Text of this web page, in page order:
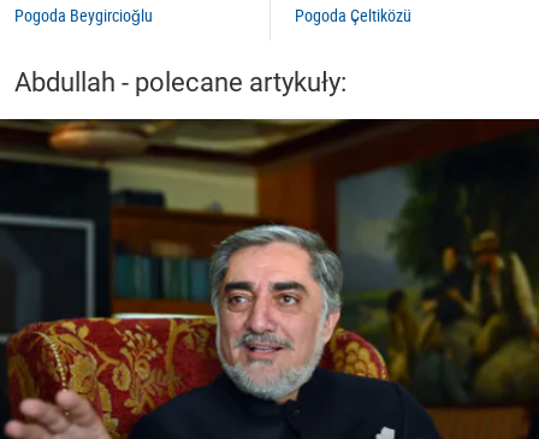
Pogoda Beygircioğlu Pogoda Çeltiközü
Abdullah - polecane artykuły: